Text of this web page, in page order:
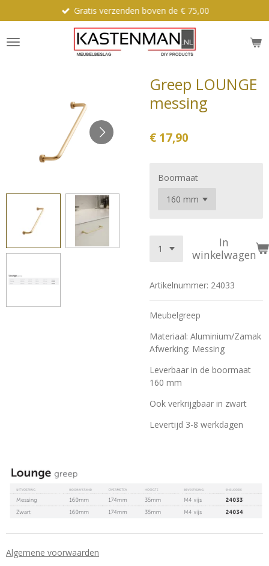
direct
naar
de
Gratis verzenden boven de € 75,00
Greep LOUNGE
messing
€ 17,90
Boormaat
In
winkelwagen
Artikelnummer: 24033
Meubelgreep
Materiaal: Aluminium/Zamak
Afwerking: Messing
Leverbaar in de boormaat
160 mm
Ook verkrijgbaar in zwart
Levertijd 3-8 werkdagen
Algemene voorwaarden